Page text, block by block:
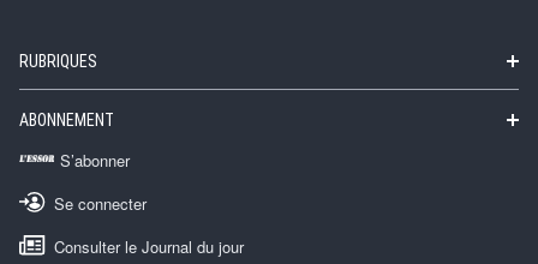
RUBRIQUES
ABONNEMENT
S’abonner
Se connecter
Consulter le Journal du jour